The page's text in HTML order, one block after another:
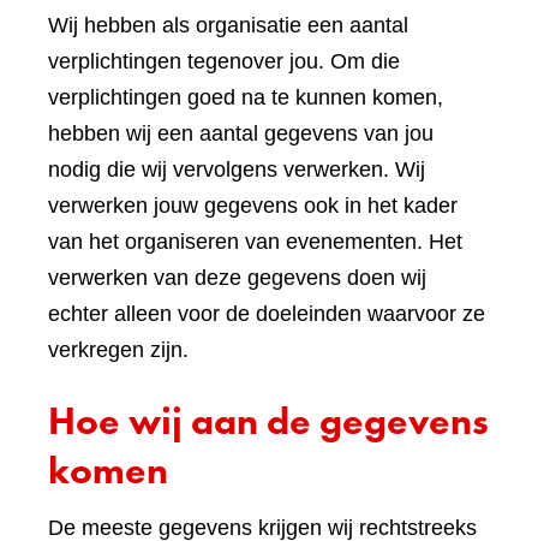
Wij hebben als organisatie een aantal
verplichtingen tegenover jou. Om die
verplichtingen goed na te kunnen komen,
hebben wij een aantal gegevens van jou
nodig die wij vervolgens verwerken. Wij
verwerken jouw gegevens ook in het kader
van het organiseren van evenementen. Het
verwerken van deze gegevens doen wij
echter alleen voor de doeleinden waarvoor ze
verkregen zijn.
Hoe wij aan de gegevens
komen
De meeste gegevens krijgen wij rechtstreeks